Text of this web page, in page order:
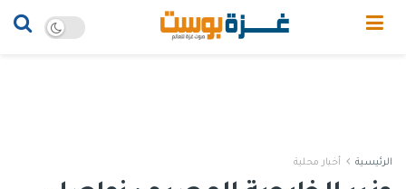
الرئيسية أخبار محلية